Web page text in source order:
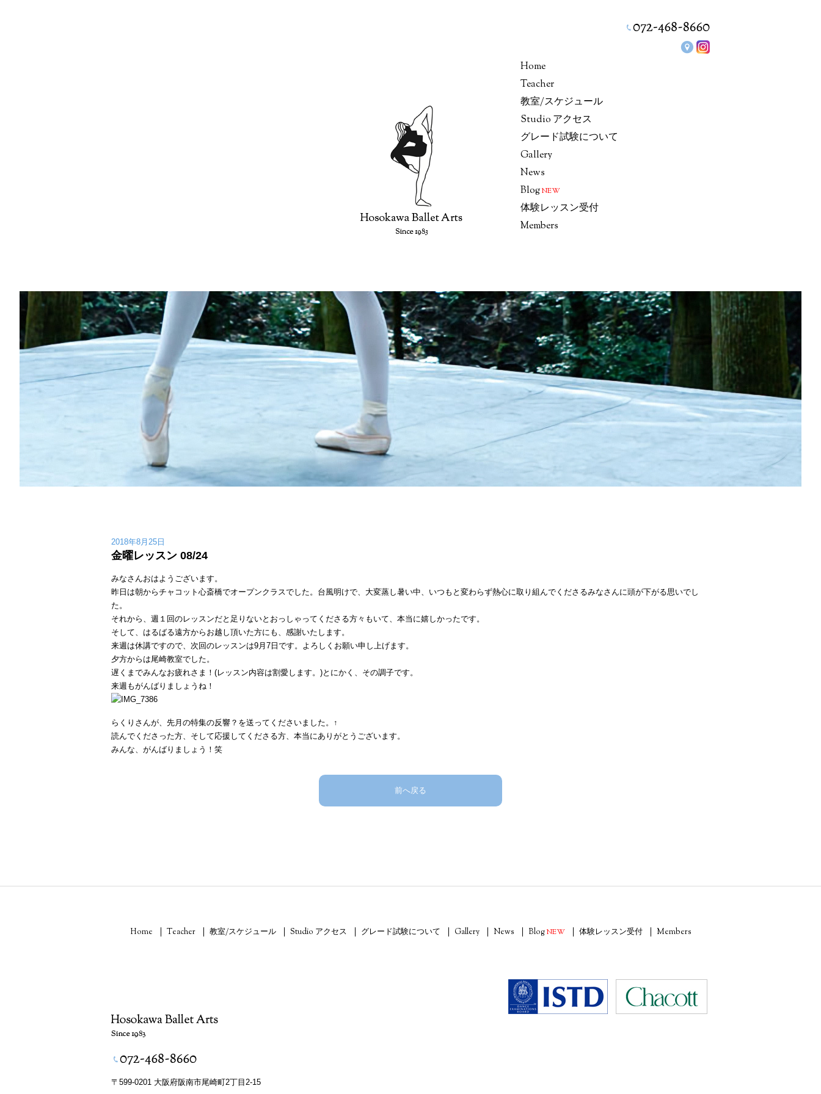
Home
Teacher
教室/スケジュール
Studio アクセス
グレード試験について
Gallery
News
BlogNEW
体験レッスン受付
Members
2018年8月25日
金曜レッスン 08/24
みなさんおはようございます。
昨日は朝からチャコット心斎橋でオープンクラスでした。台風明けで、大変蒸し暑い中、いつもと変わらず熱心に取り組んでくださるみなさんに頭が下がる思いでし
た。
それから、週１回のレッスンだと足りないとおっしゃってくださる方々もいて、本当に嬉しかったです。
そして、はるばる遠方からお越し頂いた方にも、感謝いたします。
来週は休講ですので、次回のレッスンは9月7日です。よろしくお願い申し上げます。
夕方からは尾崎教室でした。
遅くまでみんなお疲れさま！(レッスン内容は割愛します。)とにかく、その調子です。
来週もがんばりましょうね！
らくりさんが、先月の特集の反響？を送ってくださいました。↑
読んでくださった方、そして応援してくださる方、本当にありがとうございます。
みんな、がんばりましょう！笑
前へ戻る
Home Teacher 教室/スケジュール Studio アクセス グレード試験について Gallery News BlogNEW 体験レッスン受付 Members
〒599-0201 大阪府阪南市尾崎町2丁目2-15